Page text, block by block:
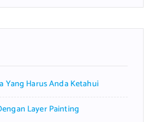
Yang Harus Anda Ketahui
Layer Painting